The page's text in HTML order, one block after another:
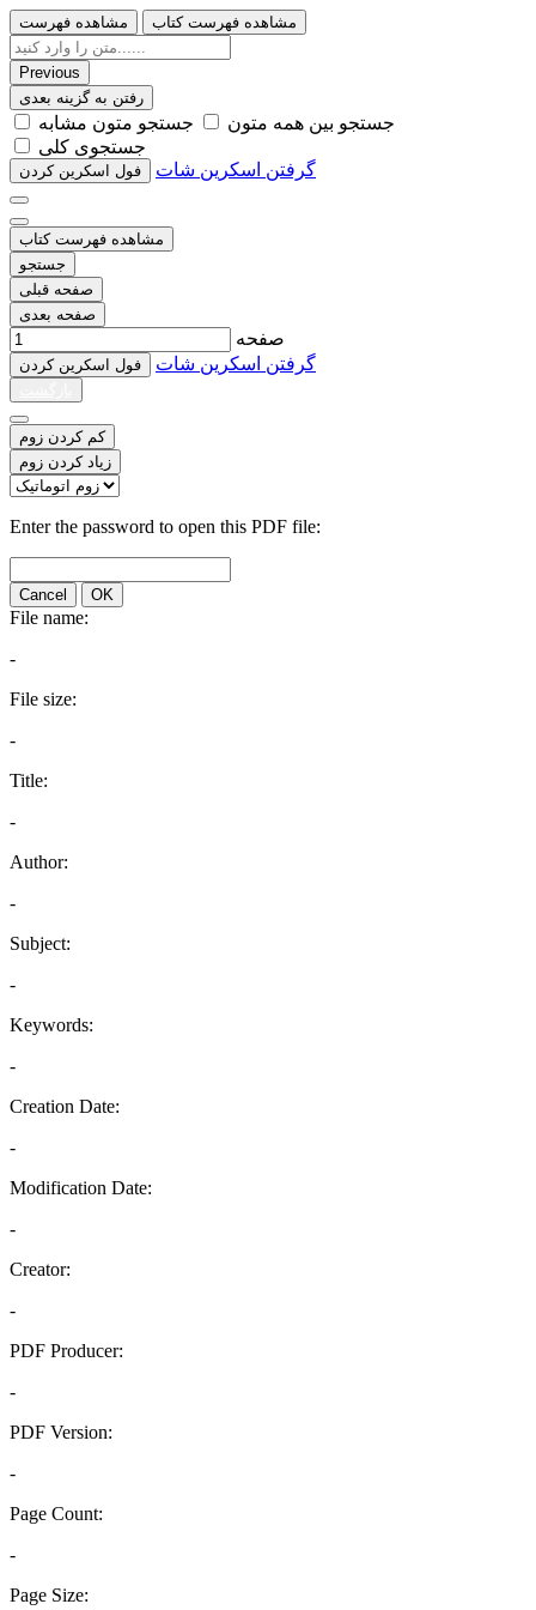
مشاهده فهرست مشاهده فهرست کتاب
Previous
رفتن به گزینه بعدی
ﺟﺴﺘﺠﻮ ﺑﯿﻦ ﻫﻤﻪ ﻣﺘﻮﻥ
ﺟﺴﺘﺠﻮ ﻣﺘﻮﻥ ﻣﺸﺎﺑﻪ
ﺟﺴﺘﺠﻮﯼ ﮐﻠﯽ
ﻓﻮﻝ اﺳﮑﺮﯾﻦ ﮐﺮﺩﻥ گرفتن اسکرین شات
مشاهده فهرست کتاب
جستجو
صفحه قبلی
صفحه بعدی
صفحه
ﻓﻮﻝ اﺳﮑﺮﯾﻦ ﮐﺮﺩﻥ گرفتن اسکرین شات
کم کردن زوم
زیاد کردن زوم
Enter the password to open this PDF file:
Cancel OK
File name:
-
File size:
-
Title:
-
Author:
-
Subject:
-
Keywords:
-
Creation Date:
-
Modification Date:
-
Creator:
-
PDF Producer:
-
PDF Version:
-
Page Count:
-
Page Size: